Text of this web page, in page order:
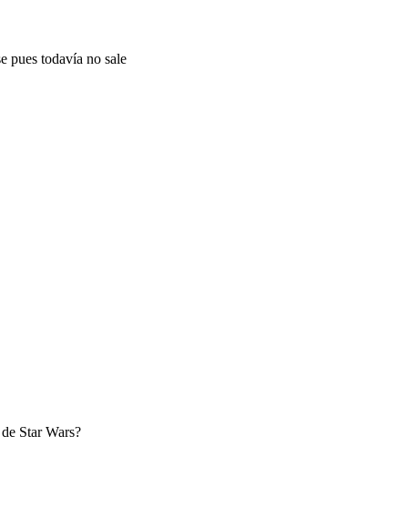
pues todavía no sale
Star Wars?